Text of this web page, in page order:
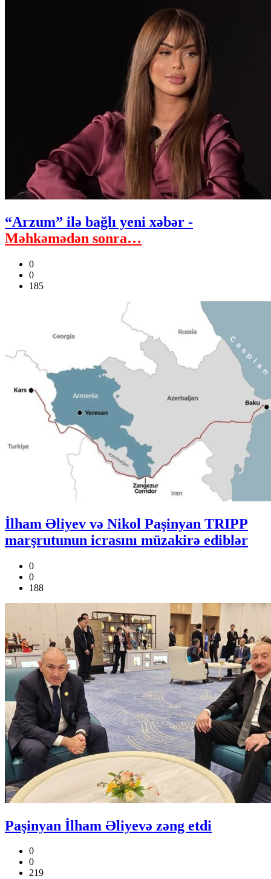
“Arzum” ilə bağlı yeni xəbər -
Məhkəmədən sonra…
0
0
185
İlham Əliyev və Nikol Paşinyan TRIPP
marşrutunun icrasını müzakirə ediblər
0
0
188
Paşinyan İlham Əliyevə zəng etdi
0
0
219